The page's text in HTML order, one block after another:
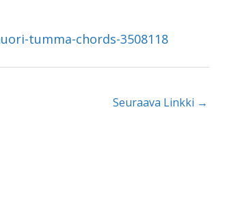
tumma-chords-3508118
Seuraava Linkki →